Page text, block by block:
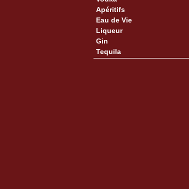
Apéritifs
Eau de Vie
Liqueur
Gin
Tequila